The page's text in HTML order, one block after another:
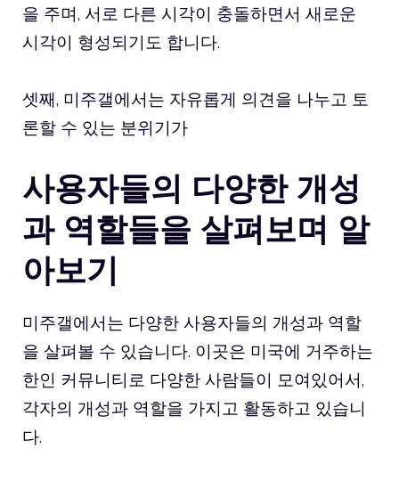
을 주며, 서로 다른 시각이 충돌하면서 새로운
시각이 형성되기도 합니다.
셋째, 미주갤에서는 자유롭게 의견을 나누고 토
론할 수 있는 분위기가
사용자들의 다양한 개성
과 역할들을 살펴보며 알
아보기
미주갤에서는 다양한 사용자들의 개성과 역할
을 살펴볼 수 있습니다. 이곳은 미국에 거주하는
한인 커뮤니티로 다양한 사람들이 모여있어서,
각자의 개성과 역할을 가지고 활동하고 있습니
다.